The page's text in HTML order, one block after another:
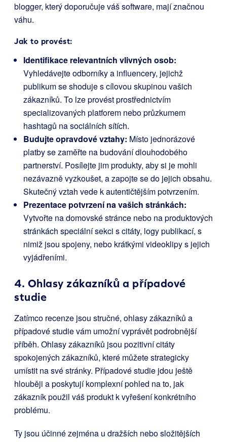
blogger, který doporučuje váš software, mají značnou
váhu.
Jak to provést:
Identifikace relevantních vlivných osob:
Vyhledávejte odborníky a influencery, jejichž
publikum se shoduje s cílovou skupinou vašich
zákazníků. To lze provést prostřednictvím
specializovaných platforem nebo průzkumem
hashtagů na sociálních sítích.
Budujte opravdové vztahy: Místo jednorázové
platby se zaměřte na budování dlouhodobého
partnerství. Posílejte jim produkty, aby si je mohli
nezávazně vyzkoušet, a zapojte se do jejich obsahu.
Skutečný vztah vede k autentičtějším potvrzením.
Prezentace potvrzení na vašich stránkách:
Vytvořte na domovské stránce nebo na produktových
stránkách speciální sekci s citáty, logy publikací, s
nimiž jsou spojeny, nebo krátkými videoklipy s jejich
vyjádřeními.
4. Ohlasy zákazníků a případové
studie
Zatímco recenze jsou stručné, ohlasy zákazníků a
případové studie vám umožní vyprávět podrobnější
příběh. Ohlasy zákazníků jsou pozitivní citáty
spokojených zákazníků, které můžete strategicky
umístit na své stránky. Případové studie jdou ještě
hlouběji a poskytují komplexní pohled na to, jak
zákazník použil váš produkt k vyřešení konkrétního
problému.
Ty jsou účinné zejména u dražších nebo složitějších